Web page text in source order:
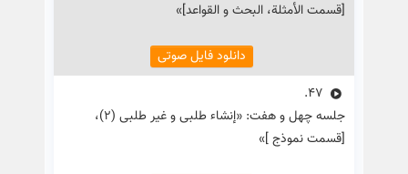
[قسمت الأمثلة، البحث و القواعد]»
دانلود فایل صوتی
47.
جلسه چهل و هفت: «إنشاء طلبی و غیر طلبی (۲)،
[قسمت نموذج ]»